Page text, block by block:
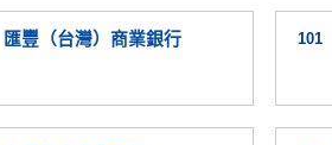
匯豐（台灣）商業銀行 101